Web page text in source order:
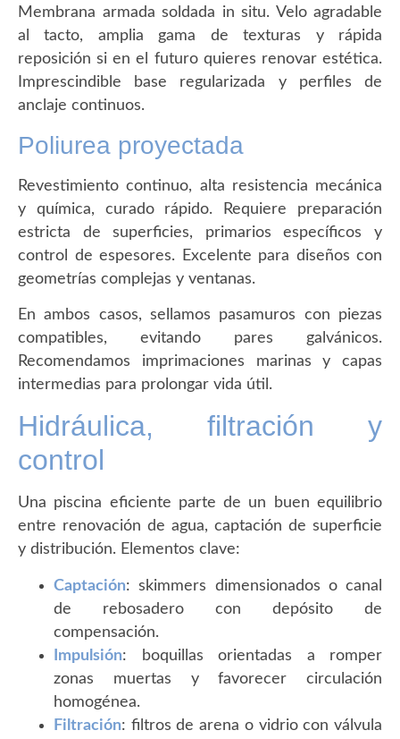
Membrana armada soldada in situ. Velo agradable
al tacto, amplia gama de texturas y rápida
reposición si en el futuro quieres renovar estética.
Imprescindible base regularizada y perfiles de
anclaje continuos.
Poliurea proyectada
Revestimiento continuo, alta resistencia mecánica
y química, curado rápido. Requiere preparación
estricta de superficies, primarios específicos y
control de espesores. Excelente para diseños con
geometrías complejas y ventanas.
En ambos casos, sellamos pasamuros con piezas
compatibles, evitando pares galvánicos.
Recomendamos imprimaciones marinas y capas
intermedias para prolongar vida útil.
Hidráulica, filtración y
control
Una piscina eficiente parte de un buen equilibrio
entre renovación de agua, captación de superficie
y distribución. Elementos clave:
Captación: skimmers dimensionados o canal
de rebosadero con depósito de
compensación.
Impulsión: boquillas orientadas a romper
zonas muertas y favorecer circulación
homogénea.
Filtración: filtros de arena o vidrio con válvula